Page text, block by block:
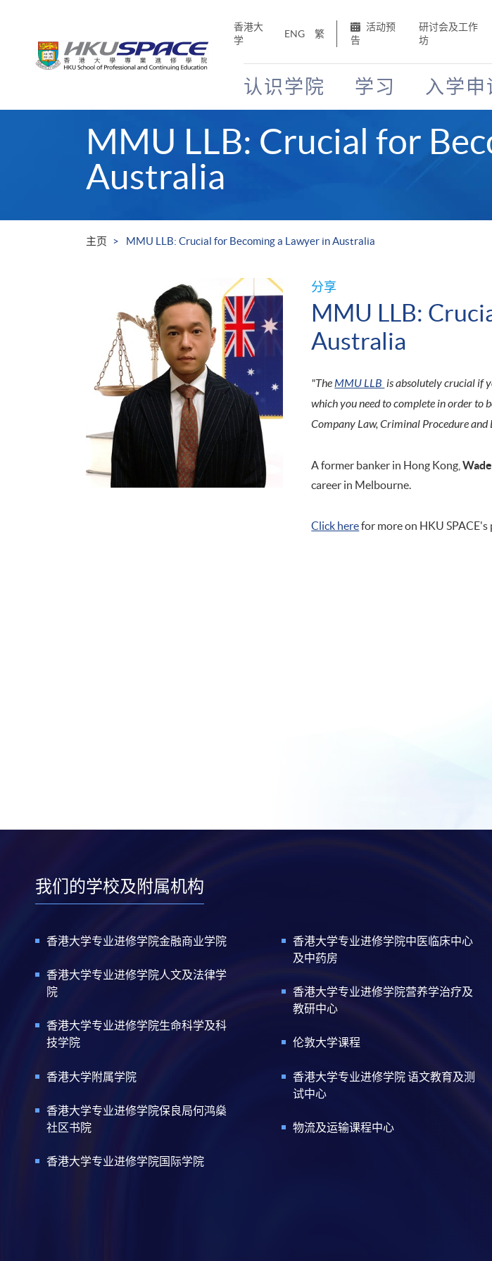
香港大
学
ENG 繁
活动预
告
研讨会及工作
坊
认识学院 学习 入学申
MMU LLB: Crucial for
Australia
主页 MMU LLB: Crucial for Becoming a Lawyer in Australia
分享
MMU LLB:
Australia
"TheMMU LLB is absolutely crucial if
which you need to complete in order to
Company Law, Criminal Procedure
A former banker in Hong Kong,
career in Melbourne.
Click herefor more on HKU
我们的学校及附属机构
香港大学专业进修学院金融商业学院
香港大学专业进修学院人文及法律学
院
香港大学专业进修学院生命科学及科
技学院
香港大学附属学院
香港大学专业进修学院保良局何鸿燊
社区书院
香港大学专业进修学院国际学院
香港大学专业进修学院中医临床中心
及中药房
香港大学专业进修学院营养学治疗及
教研中心
伦敦大学课程
香港大学专业进修学院 语文教育及测
试中心
物流及运输课程中心